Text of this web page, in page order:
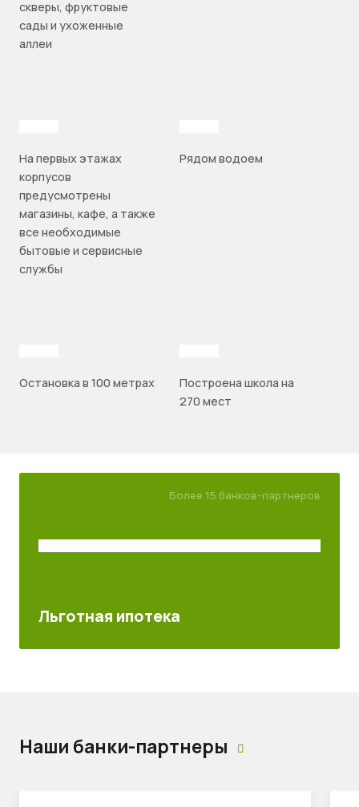
скверы, фруктовые
сады и ухоженные
аллеи
На первых этажах
корпусов
предусмотрены
магазины, кафе, а также
все необходимые
бытовые и сервисные
службы
Рядом водоем
Остановка в 100 метрах
Построена школа на
270 мест
Более 15 банков-партнеров
Льготная ипотека
Наши банки-партнеры